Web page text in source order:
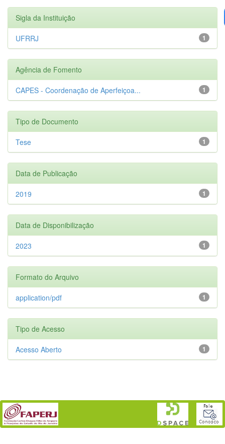
Sigla da Instituição
1
UFRRJ
Agência de Fomento
1
CAPES - Coordenação de Aperfeiçoa...
Tipo de Documento
1
Tese
Data de Publicação
1
2019
Data de Disponibilização
1
2023
Formato do Arquivo
1
application/pdf
Tipo de Acesso
1
Acesso Aberto